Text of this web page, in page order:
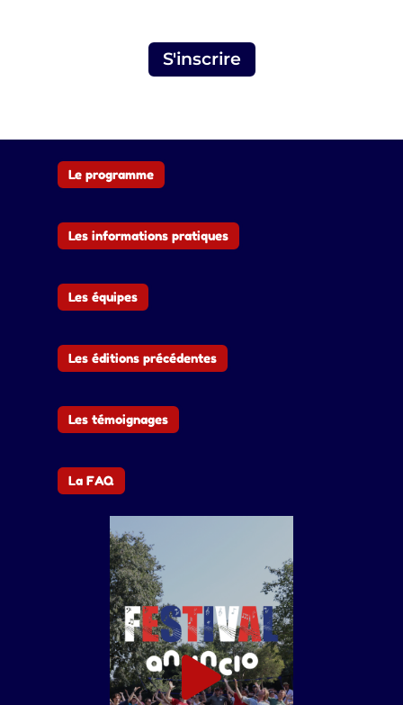
S'inscrire
Le programme
Les informations pratiques
Les équipes
Les éditions précédentes
Les témoignages
La FAQ